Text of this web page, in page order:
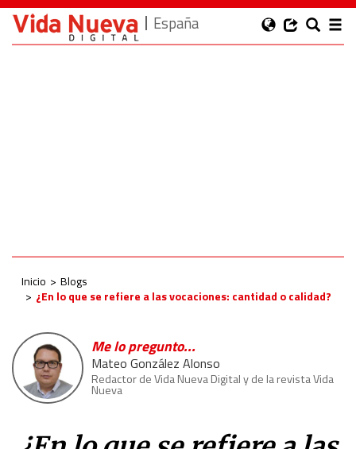
España
Inicio
Blogs
¿En lo que se refiere a las vocaciones: cantidad o calidad?
Me lo pregunto...
Mateo González Alonso
Redactor de Vida Nueva Digital y de la revista Vida
Nueva